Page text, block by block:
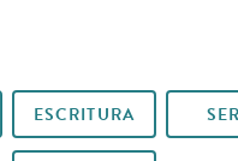
ESCRITURA